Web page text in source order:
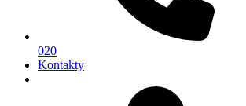
020
Kontakty